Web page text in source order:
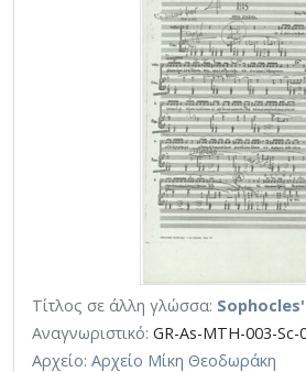
Τίτλος σε άλλη γλώσσα:
Αναγνωριστικό: GR-As-MTH-003-Sc-
Αρχείο: Αρχείο Μίκη Θεοδωράκη